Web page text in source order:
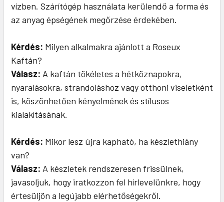
vízben. Szárítógép használata kerülendő a forma és
az anyag épségének megőrzése érdekében.
Kérdés: Milyen alkalmakra ajánlott a Roseux
Kaftán?
Válasz: A kaftán tökéletes a hétköznapokra,
nyaralásokra, strandoláshoz vagy otthoni viseletként
is, köszönhetően kényelmének és stílusos
kialakításának.
Kérdés: Mikor lesz újra kapható, ha készlethiány
van?
Válasz: A készletek rendszeresen frissülnek,
javasoljuk, hogy iratkozzon fel hírlevelünkre, hogy
értesüljön a legújabb elérhetőségekről.